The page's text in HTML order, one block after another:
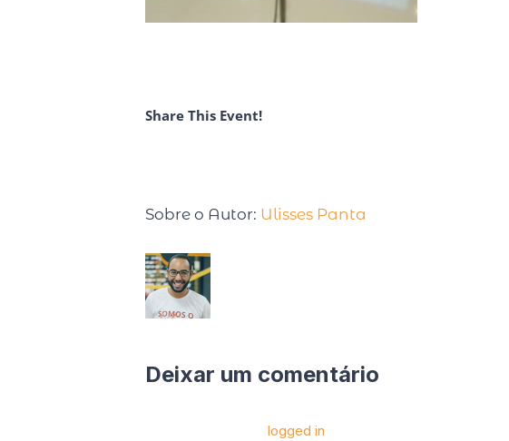
Share This Event!
Sobre o Autor: Ulisses Panta
Deixar um comentário
logged in